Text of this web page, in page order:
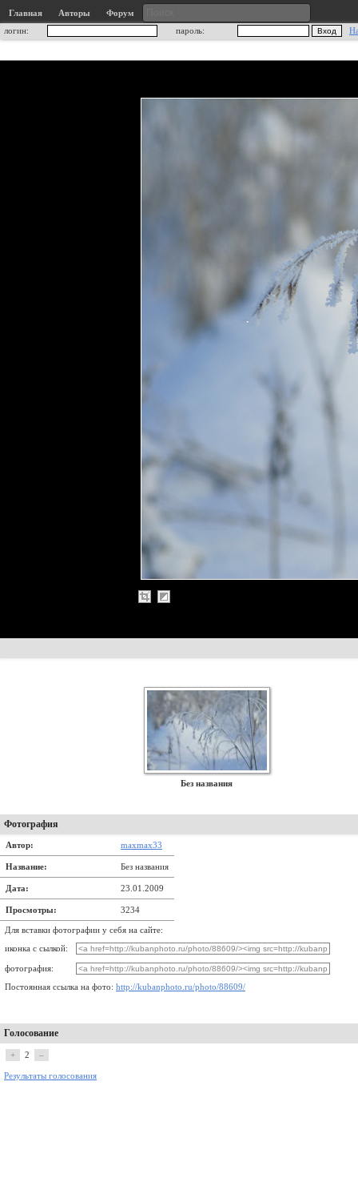
Главная Авторы
Форум
логин:
пароль:
Без названия
Фотография
Автор: maxmax33
Название: Без названия
Дата: 23.01.2009
Просмотры: 3234
Для вставки фотографии у себя на сайте:
иконка с сылкой:
фотография:
Постоянная ссылка на фото: http://kubanphoto.ru/photo/88609/
Голосование
+ 2 –
Результаты голосования